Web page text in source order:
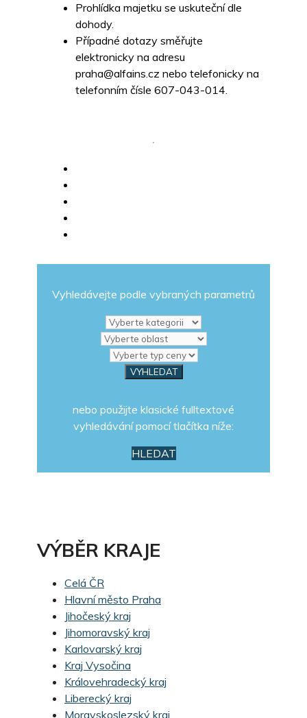
Prohlídka majetku se uskuteční dle
dohody.
Případné dotazy směřujte
elektronicky na adresu
praha@alfains.cz nebo telefonicky na
telefonním čísle 607-043-014.
Vyhledávejte podle vybraných parametrů
nebo použijte klasické fulltextové
vyhledávání pomocí tlačítka níže:
HLEDAT
VÝBĚR KRAJE
Celá ČR
Hlavní město Praha
Jihočeský kraj
Jihomoravský kraj
Karlovarský kraj
Kraj Vysočina
Královehradecký kraj
Liberecký kraj
Moravskoslezský kraj